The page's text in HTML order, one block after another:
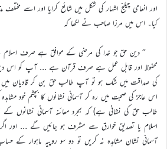
اور انعامی چیلنج اشہار کی شکل میں شائع کرایا اور اسے
کیا۔ اس میں مرزا صاحب نے لکھا کہ
’’ دین حق جو خدا کی مرضی کے موافق ہے صرف اسلام
محفوظ اور قابل عمل ہے صرف قرآن ہے … آپ کو اس دین
کی صداقت میں شک ہو تو آپ طالب حق بن کر قادیان
اس عاجز کی صحبت میں رہ کر آسمانی نشانوں کا بچشم خود
طالب حق کی نشانی ہے) کہ بمجرد معائنہ آسمانی نشانوں
اسلام یا تصدیق خوارق سے مشرف ہو جائیں گے … اور
آسمانی نشان مشاہدہ نہ کریں تو دو سو روپیہ ماہوار کے